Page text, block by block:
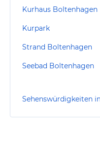
Kurhaus Boltenhagen
Kurpark
Strand Boltenhagen
Seebad Boltenhagen
Sehenswürdigkeiten